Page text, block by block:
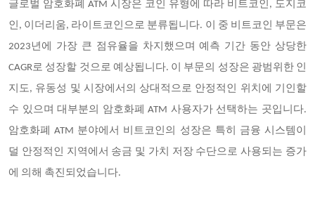
글로벌 암호화폐 ATM 시장은 코인 유형에 따라 비트코인, 도지코
인, 이더리움, 라이트코인으로 분류됩니다. 이 중 비트코인 부문은
2023년에 가장 큰 점유율을 차지했으며 예측 기간 동안 상당한
CAGR로 성장할 것으로 예상됩니다. 이 부문의 성장은 광범위한 인
지도, 유동성 및 시장에서의 상대적으로 안정적인 위치에 기인할
수 있으며 대부분의 암호화폐 ATM 사용자가 선택하는 곳입니다.
암호화폐 ATM 분야에서 비트코인의 성장은 특히 금융 시스템이
덜 안정적인 지역에서 송금 및 가치 저장 수단으로 사용되는 증가
에 의해 촉진되었습니다.